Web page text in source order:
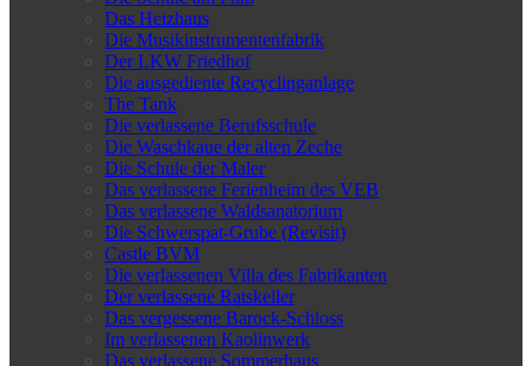
Das Heizhaus
Die Musikinstrumentenfabrik
Der LKW Friedhof
Die ausgediente Recyclinganlage
The Tank
Die verlassene Berufsschule
Die Waschkaue der alten Zeche
Die Schule der Maler
Das verlassene Ferienheim des VEB
Das verlassene Waldsanatorium
Die Schwerspat-Grube (Revisit)
Castle BVM
Die verlassenen Villa des Fabrikanten
Der verlassene Ratskeller
Das vergessene Barock-Schloss
Im verlassenen Kaolinwerk
Das verlassene Sommerhaus